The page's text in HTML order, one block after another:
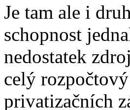
Je tam ale i
schopnost
nedostatek
celý
privatizačních